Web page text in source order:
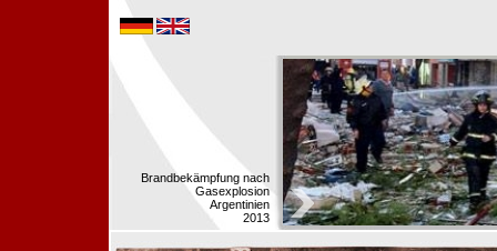
Brandbekämpfung nach
Gasexplosion
Argentinien
2013